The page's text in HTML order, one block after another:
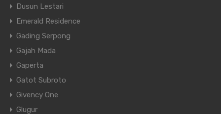
Dusun Lestari
Emerald Residence
Gading Serpong
Gajah Mada
Gaperta
Gatot Subroto
Givency One
Glugur